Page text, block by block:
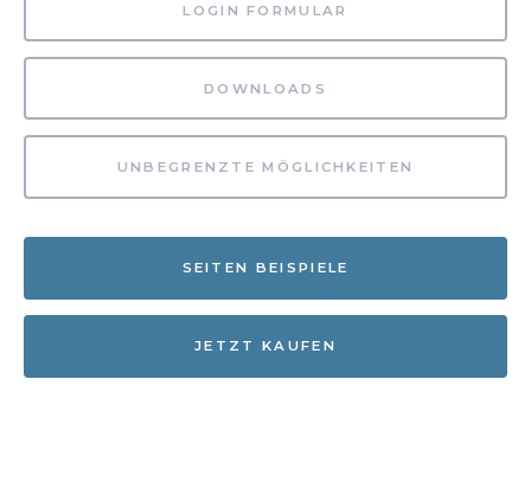
LOGIN FORMULAR
DOWNLOADS
UNBEGRENZTE MÖGLICHKEITEN
SEITEN BEISPIELE
JETZT KAUFEN